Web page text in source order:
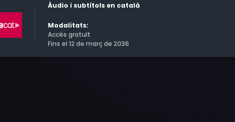
Àudio i subtítols en català
Modalitats:
Accés gratuït
Fins el 12 de març de 2036